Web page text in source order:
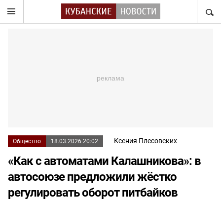
Общество 18.03.2026 20:02 Ксения Плесовских
«Как с автоматами Калашникова»: в
автосоюзе предложили жёстко
регулировать оборот питбайков